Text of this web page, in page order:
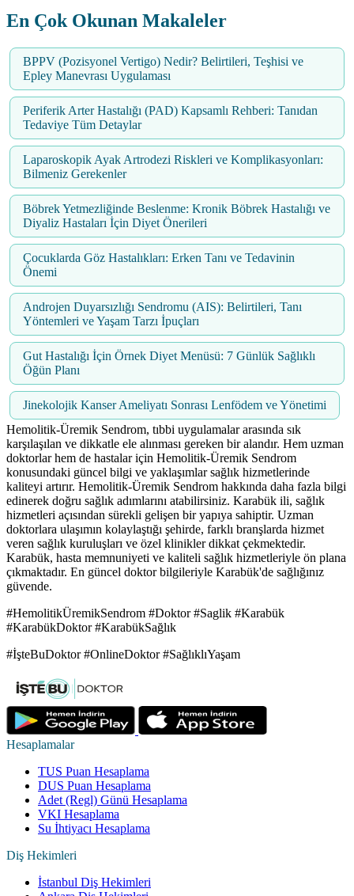
En Çok Okunan Makaleler
BPPV (Pozisyonel Vertigo) Nedir? Belirtileri, Teşhisi ve
Epley Manevrası Uygulaması
Periferik Arter Hastalığı (PAD) Kapsamlı Rehberi: Tanıdan
Tedaviye Tüm Detaylar
Laparoskopik Ayak Artrodezi Riskleri ve Komplikasyonları:
Bilmeniz Gerekenler
Böbrek Yetmezliğinde Beslenme: Kronik Böbrek Hastalığı ve
Diyaliz Hastaları İçin Diyet Önerileri
Çocuklarda Göz Hastalıkları: Erken Tanı ve Tedavinin
Önemi
Androjen Duyarsızlığı Sendromu (AIS): Belirtileri, Tanı
Yöntemleri ve Yaşam Tarzı İpuçları
Gut Hastalığı İçin Örnek Diyet Menüsü: 7 Günlük Sağlıklı
Öğün Planı
Jinekolojik Kanser Ameliyatı Sonrası Lenfödem ve Yönetimi
Hemolitik-Üremik Sendrom, tıbbi uygulamalar arasında sık
karşılaşılan ve dikkatle ele alınması gereken bir alandır. Hem uzman
doktorlar hem de hastalar için Hemolitik-Üremik Sendrom
konusundaki güncel bilgi ve yaklaşımlar sağlık hizmetlerinde
kaliteyi artırır. Hemolitik-Üremik Sendrom hakkında daha fazla bilgi
edinerek doğru sağlık adımlarını atabilirsiniz. Karabük ili, sağlık
hizmetleri açısından sürekli gelişen bir yapıya sahiptir. Uzman
doktorlara ulaşımın kolaylaştığı şehirde, farklı branşlarda hizmet
veren sağlık kuruluşları ve özel klinikler dikkat çekmektedir.
Karabük, hasta memnuniyeti ve kaliteli sağlık hizmetleriyle ön plana
çıkmaktadır. En güncel doktor bilgileriyle Karabük'de sağlığınız
güvende.
#HemolitikÜremikSendrom #Doktor #Saglik #Karabük
#KarabükDoktor #KarabükSağlık
#İşteBuDoktor #OnlineDoktor #SağlıklıYaşam
Hesaplamalar
TUS Puan Hesaplama
DUS Puan Hesaplama
Adet (Regl) Günü Hesaplama
VKI Hesaplama
Su İhtiyacı Hesaplama
Diş Hekimleri
İstanbul Diş Hekimleri